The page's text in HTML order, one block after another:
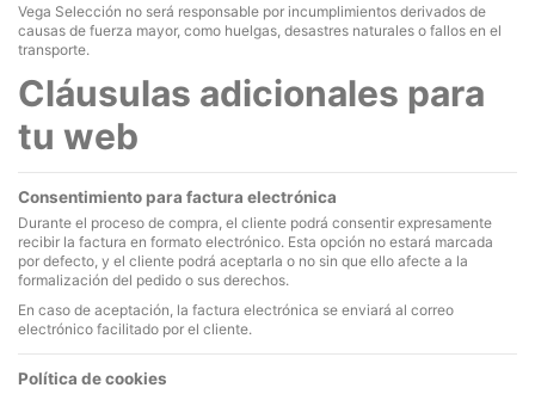
Vega Selección no será responsable por incumplimientos derivados de
causas de fuerza mayor, como huelgas, desastres naturales o fallos en el
transporte.
Cláusulas adicionales para
tu web
Consentimiento para factura electrónica
Durante el proceso de compra, el cliente podrá consentir expresamente
recibir la factura en formato electrónico. Esta opción no estará marcada
por defecto, y el cliente podrá aceptarla o no sin que ello afecte a la
formalización del pedido o sus derechos.
En caso de aceptación, la factura electrónica se enviará al correo
electrónico facilitado por el cliente.
Política de cookies